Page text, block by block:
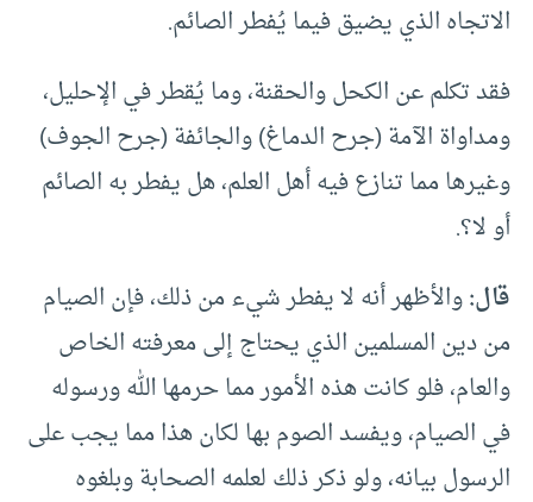
الاتجاه الذي يضيق فيما يُفطر الصائم.
فقد تكلم عن الكحل والحقنة، وما يُقطر في الإحليل،
ومداواة الآمة (جرح الدماغ) والجائفة (جرح الجوف)
وغيرها مما تنازع فيه أهل العلم، هل يفطر به الصائم
أو لا؟.
قال:والأظهر أنه لا يفطر شيء من ذلك، فإن الصيام
من دين المسلمين الذي يحتاج إلى معرفته الخاص
والعام، فلو كانت هذه الأمور مما حرمها الله ورسوله
في الصيام، ويفسد الصوم بها لكان هذا مما يجب على
الرسول بيانه، ولو ذكر ذلك لعلمه الصحابة وبلغوه